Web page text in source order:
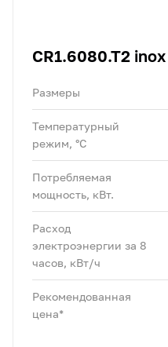
CR1.6080.T2 inox
Размеры
Температурный
режим, °C
Потребляемая
мощность, кВт.
Расход
электроэнергии за 8
часов, кВт/ч
Рекомендованная
цена*